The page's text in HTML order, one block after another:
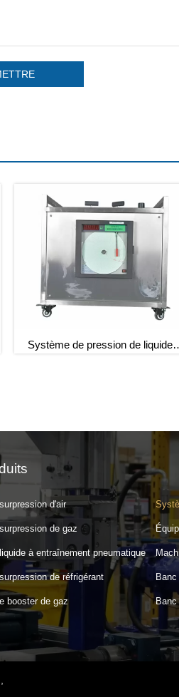
Système de pression de liquide
d'air
de gaz
à entraînement pneumatique
de réfrigérant
booster de gaz Banc